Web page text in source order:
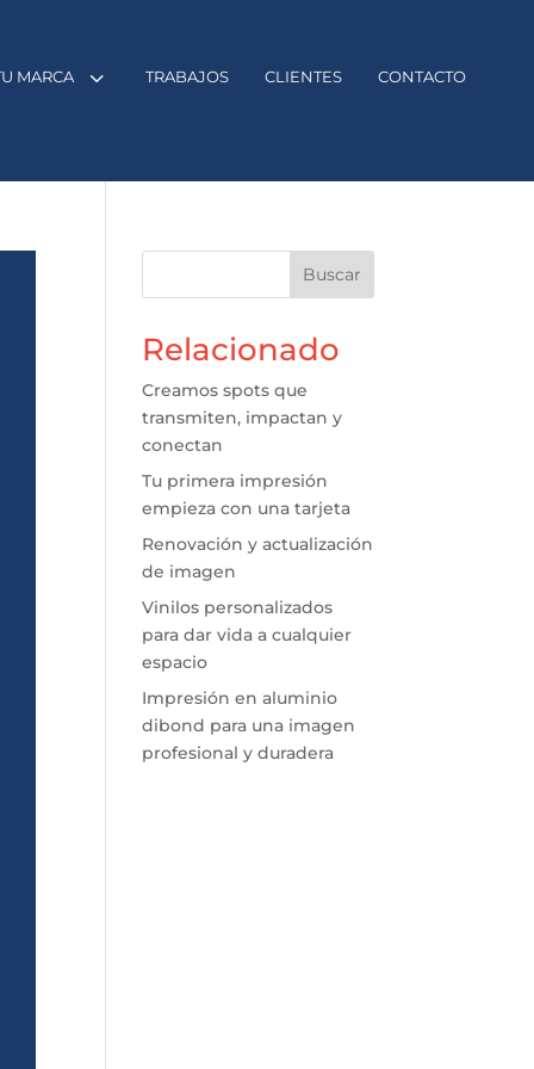
3
MARCA TRABAJOS CLIENTES CONTACTO
Buscar
Relacionado
Creamos spots que
transmiten, impactan y
conectan
Tu primera impresión
empieza con una tarjeta
Renovación y actualización
de imagen
Vinilos personalizados
para dar vida a cualquier
espacio
Impresión en aluminio
dibond para una imagen
profesional y duradera